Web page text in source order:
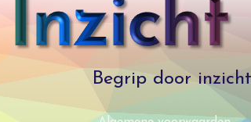
Begrip door inzicht